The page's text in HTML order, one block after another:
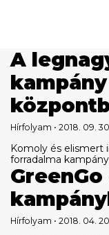
A
Hírfolyam • 2018. 09.
Komoly és elismert
forradalma
Hírfolyam • 2018. 04.